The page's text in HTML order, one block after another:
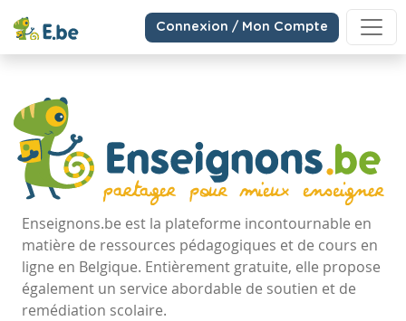
Connexion / Mon Compte
Enseignons.be est la plateforme incontournable en
matière de ressources pédagogiques et de cours en
ligne en Belgique. Entièrement gratuite, elle propose
également un service abordable de soutien et de
remédiation scolaire.